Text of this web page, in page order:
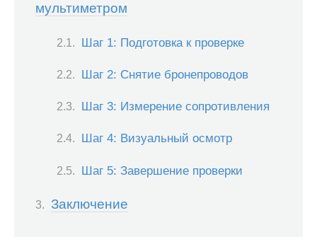
мультиметром
Шаг 1: Подготовка к проверке
Шаг 2: Снятие бронепроводов
Шаг 3: Измерение сопротивления
Шаг 4: Визуальный осмотр
Шаг 5: Завершение проверки
Заключение